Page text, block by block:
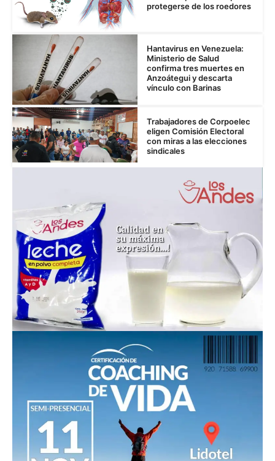
protegerse de los roedores
Hantavirus en Venezuela:
Ministerio de Salud
confirma tres muertes en
Anzoátegui y descarta
vínculo con Barinas
Trabajadores de Corpoelec
eligen Comisión Electoral
con miras a las elecciones
sindicales